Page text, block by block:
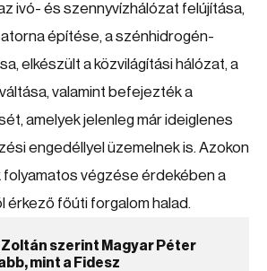
ivó- és szennyvízhálózat felújítása,
építése, a szénhidrogén-
elkészült a közvilágítási hálózat, a
valamint befejezték a
amelyek jelenleg már ideiglenes
engedéllyel üzemelnek is. Azokon
folyamatos végzése érdekében a
érkező főúti forgalom halad.
Zoltán szerint Magyar Péter
mint a Fidesz